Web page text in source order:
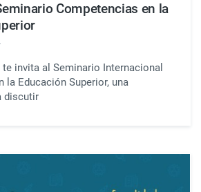
Competencias en la
.
invita al Seminario Internacional
la Educación Superior, una
discutir